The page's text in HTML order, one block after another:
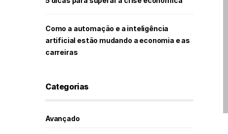
Como a automação e a inteligência
artificial estão mudando a economia e as
carreiras
Categorias
Avançado